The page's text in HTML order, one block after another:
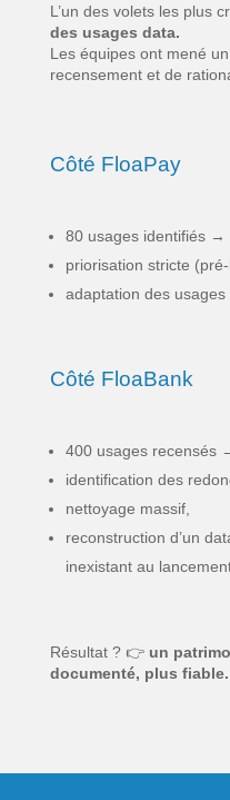
L’un des volets les plus
des usages data.
Les équipes ont mené
recensement et de
Côté FloaPay
80 usages identifiés →
priorisation stricte
adaptation des usages
Côté FloaBank
400 usages recensés
identification des
nettoyage massif,
reconstruction d’un
inexistant au
Résultat ? 👉un
documenté, plus fiable.